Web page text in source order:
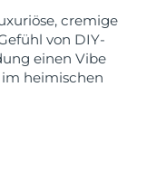
cremige
von DIY-
einen Vibe
heimischen